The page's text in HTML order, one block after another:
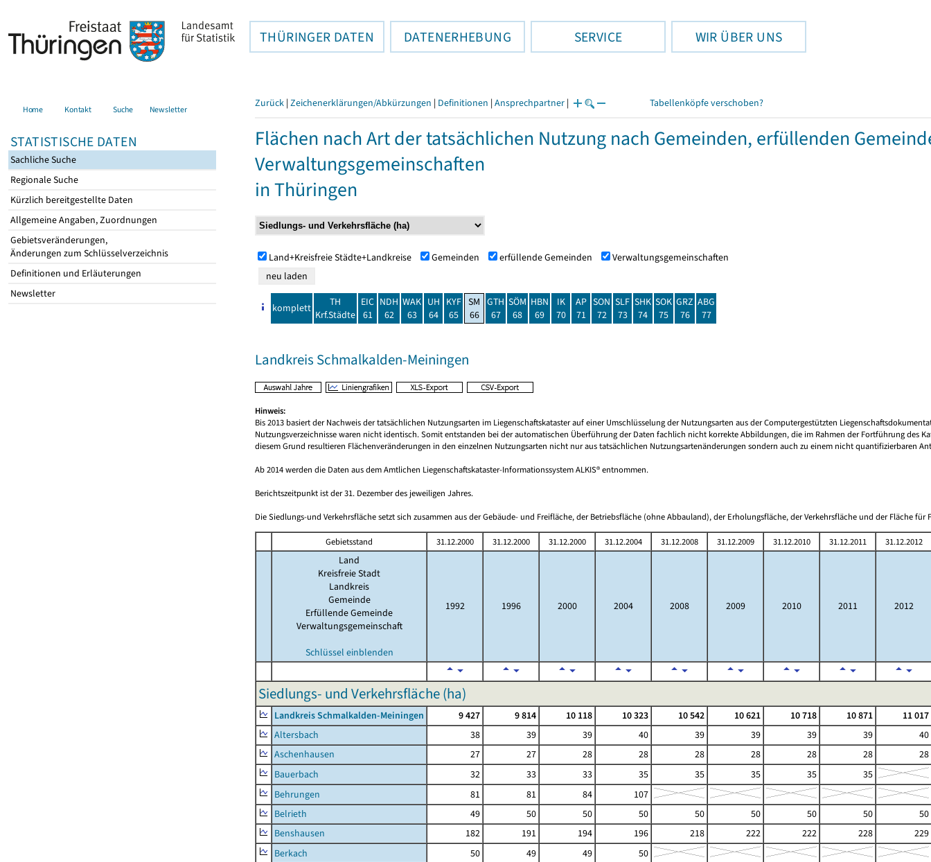
THÜRINGER DATEN DATENERHEBUNG SERVICE WIR ÜBER UNS
Home Kontakt Suche Newsletter
STATISTISCHE DATEN
Sachliche Suche
Regionale Suche
Kürzlich bereitgestellte Daten
Allgemeine Angaben, Zuordnungen
Gebietsveränderungen,
Änderungen zum Schlüsselverzeichnis
Definitionen und Erläuterungen
Newsletter
Zurück | Zeichenerklärungen/Abkürzungen | Definitionen | Ansprechpartner | Tabellenköpfe verschoben?
Flächen nach Art der tatsächlichen Nutzung nach Gemeinden, erfüllenden
Verwaltungsgemeinschaften
in Thüringen
Land+Kreisfreie Städte+Landkreise Gemeinden erfüllende Gemeinden Verwaltungsgemeinschaften
komplett
TH
Krf.Städte
EIC
61
NDH
62
WAK
63
UH
64
KYF
65
SM
66
GTH
67
SÖM
68
HBN
69
IK
70
AP
71
SON
72
SLF
73
SHK
74
SOK
75
GRZ
76
ABG
77
Landkreis Schmalkalden-Meiningen
Hinweis:
Bis 2013 basiert der Nachweis der tatsächlichen Nutzungsarten im Liegenschaftskataster auf einer Umschlüsselung der Nutzungsarten aus der Computergestützten
Nutzungsverzeichnisse waren nicht identisch. Somit entstanden bei der automatischen Überführung der Daten fachlich nicht korrekte Abbildungen, die im Rahmen der Fortführung des
diesem Grund resultieren Flächenveränderungen in den einzelnen Nutzungsarten nicht nur aus tatsächlichen Nutzungsartenänderungen sondern auch zu einem nicht quantifizierbaren
Ab 2014 werden die Daten aus dem Amtlichen Liegenschaftskataster-Informationssystem ALKIS® entnommen.
Berichtszeitpunkt ist der 31. Dezember des jeweiligen Jahres.
Die Siedlungs-und Verkehrsfläche setzt sich zusammen aus der Gebäude- und Freifläche, der Betriebsfläche (ohne Abbauland), der Erholungsfläche, der Verkehrsfläche und der Fläche für
Gebietsstand 31.12.2000 31.12.2000 31.12.2000 31.12.2004 31.12.2008 31.12.2009 31.12.2010 31.12.2011 31.12.2012
Land
Kreisfreie Stadt
Landkreis
Gemeinde
Erfüllende Gemeinde
Verwaltungsgemeinschaft
Schlüssel einblenden
1992 1996 2000 2004 2008 2009 2010 2011 2012
Siedlungs- und Verkehrsfläche (ha)
Landkreis Schmalkalden-Meiningen 9 427 9 814 10 118 10 323 10 542 10 621 10 718 10 871
11 017
Altersbach
38 39 39 40 39 39 39 39
40
Aschenhausen
27 27 28 28 28 28 28 28
28
Bauerbach
32 33 33 35 35 35 35
35
Behrungen
81 81 84
107
Belrieth
49 50 50 50 50 50 50 50
50
Benshausen
182 191 194 196 218 222 222 228
229
Berkach
50 49 49
50